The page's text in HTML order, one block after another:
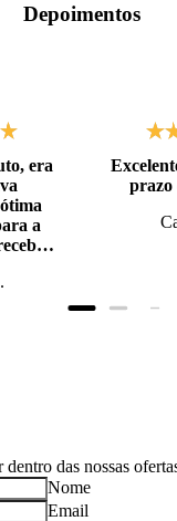
Depoimentos
era
a
o
prazo
das nossas
Nome
Email